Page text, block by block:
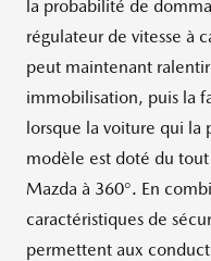
la probabilité de
régulateur de vitesse à
peut maintenant
immobilisation, puis la
lorsque la voiture qui la
modèle est doté du
Mazda à 360°. En
caractéristiques de
permettent aux